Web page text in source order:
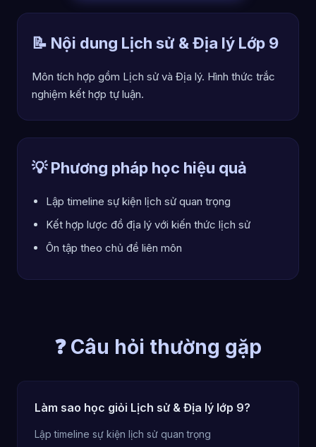
📝 Nội dung Lịch sử & Địa lý Lớp 9
Môn tích hợp gồm Lịch sử và Địa lý. Hình thức trắc
nghiệm kết hợp tự luận.
💡 Phương pháp học hiệu quả
Lập timeline sự kiện lịch sử quan trọng
Kết hợp lược đồ địa lý với kiến thức lịch sử
Ôn tập theo chủ đề liên môn
❓ Câu hỏi thường gặp
Làm sao học giỏi Lịch sử & Địa lý lớp 9?
Lập timeline sự kiện lịch sử quan trọng